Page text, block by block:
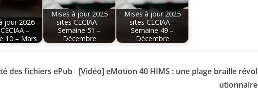
jour 2026
–
10 – Mars
Mises à jour 2025
sites CECIAA –
Semaine 51 –
Décembre
Mises à jour 2025
sites CECIAA –
Semaine 49 –
Décembre
des fichiers ePub [Vidéo] eMotion 40 HIMS : une plage braille révol
utionnaire